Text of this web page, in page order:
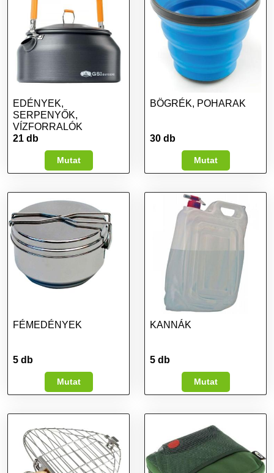
EDÉNYEK,
SERPENYŐK,
VÍZFORRALÓK
21 db
Mutat
BÖGRÉK, POHARAK
30 db
Mutat
FÉMEDÉNYEK
5 db
Mutat
KANNÁK
5 db
Mutat